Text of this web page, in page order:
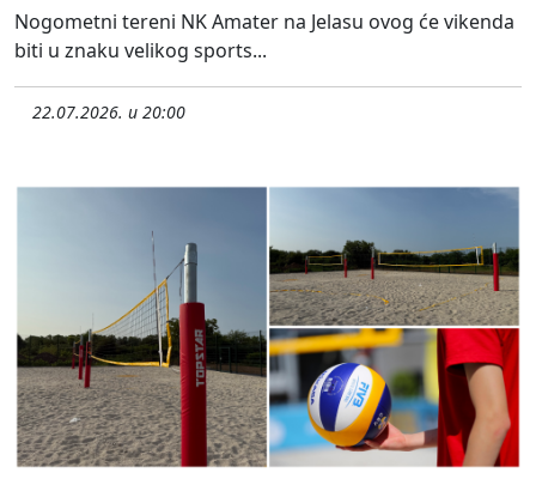
Nogometni tereni NK Amater na Jelasu ovog će vikenda
biti u znaku velikog sports...
22.07.2026. u 20:00